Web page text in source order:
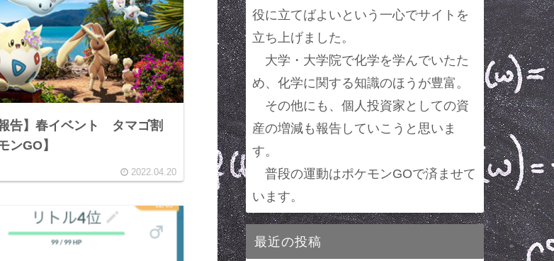
報告】春イベント タマゴ割
ンGO】
2022.04.20
役に立てばよいという一心でサイトを
立ち上げました。
大学・大学院で化学を学んでいたた
め、化学に関する知識のほうが豊富。
その他にも、個人投資家としての資
産の増減も報告していこうと思いま
す。
普段の運動はポケモンGOで済ませて
います。
最近の投稿